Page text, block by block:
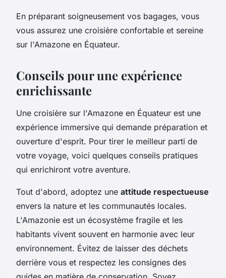
En préparant soigneusement vos bagages, vous
vous assurez une croisière confortable et sereine
sur l'Amazone en Équateur.
Conseils pour une expérience
enrichissante
Une croisière sur l'Amazone en Équateur est une
expérience immersive qui demande préparation et
ouverture d'esprit. Pour tirer le meilleur parti de
votre voyage, voici quelques conseils pratiques
qui enrichiront votre aventure.
Tout d'abord, adoptez une attitude respectueuse
envers la nature et les communautés locales.
L'Amazonie est un écosystème fragile et les
habitants vivent souvent en harmonie avec leur
environnement. Évitez de laisser des déchets
derrière vous et respectez les consignes des